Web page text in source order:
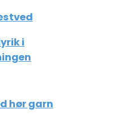
i
hør garn